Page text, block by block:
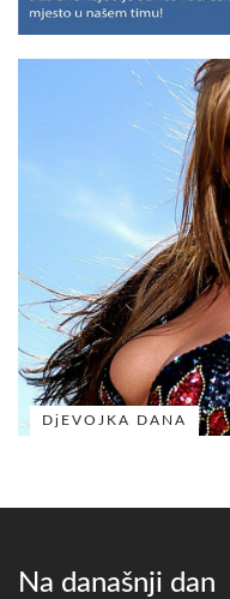
DjEVOJKA DANA
Na današnji dan